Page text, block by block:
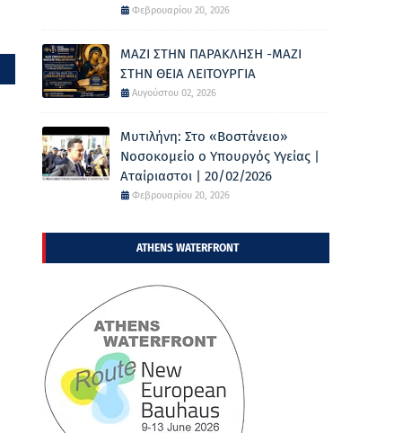
Φεβρουαρίου 20, 2026
ΜΑΖΙ ΣΤΗΝ ΠΑΡΑΚΛΗΣΗ -ΜΑΖΙ
ΣΤΗΝ ΘΕΙΑ ΛΕΙΤΟΥΡΓΙΑ
Αυγούστου 02, 2026
Μυτιλήνη: Στο «Βοστάνειο»
Νοσοκομείο ο Υπουργός Υγείας |
Αταίριαστοι | 20/02/2026
Φεβρουαρίου 20, 2026
ATHENS WATERFRONT